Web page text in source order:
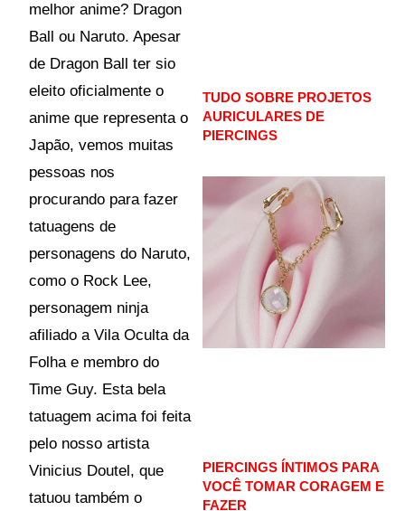
melhor anime? Dragon
Ball ou Naruto. Apesar
de Dragon Ball ter sio
eleito oficialmente o
anime que representa o
Japão, vemos muitas
pessoas nos
procurando para fazer
tatuagens de
personagens do Naruto,
como o Rock Lee,
personagem ninja
afiliado a Vila Oculta da
Folha e membro do
Time Guy. Esta bela
tatuagem acima foi feita
pelo nosso artista
Vinicius Doutel, que
tatuou também o
TUDO SOBRE PROJETOS
AURICULARES DE
PIERCINGS
PIERCINGS ÍNTIMOS PARA
VOCÊ TOMAR CORAGEM E
FAZER